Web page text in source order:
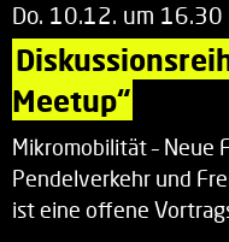
Do. 10.12. um 16.30
Meetup“
Mikromobilität – Neue
Pendelverkehr und
ist eine offene